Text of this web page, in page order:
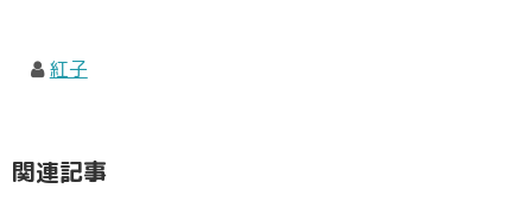
紅子
関連記事